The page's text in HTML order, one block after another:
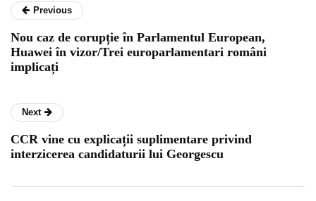
Previous
Nou caz de corupție în Parlamentul European,
Huawei în vizor/Trei europarlamentari români
implicați
Next
CCR vine cu explicații suplimentare privind
interzicerea candidaturii lui Georgescu